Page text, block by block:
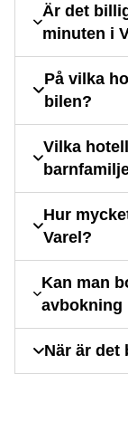
Är det
minuten i
På vilka
bilen?
Vilka
Hur
Varel?
Kan man
avbokning
När är det